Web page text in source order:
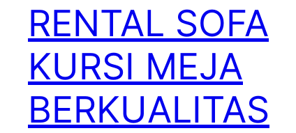
RENTAL SOFA
KURSI MEJA
BERKUALITAS